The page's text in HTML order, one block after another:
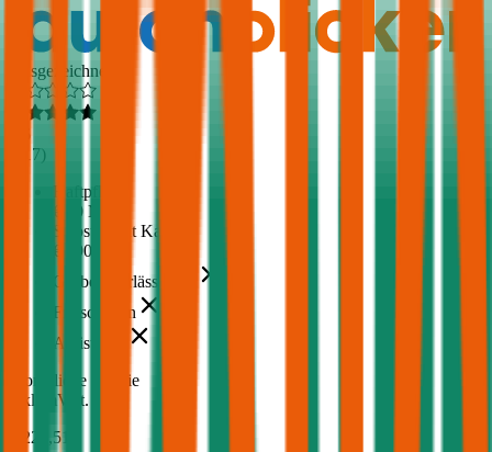
Ausgezeichnet
217)
Haftpflicht
€ 20 Mio.
Selbstbehalt Kasko
€ 390
Grobe Fahrlässigkeit
Freischaden
Assistance
Monatliche Prämie
inkl. mVSt.
€ 223,51